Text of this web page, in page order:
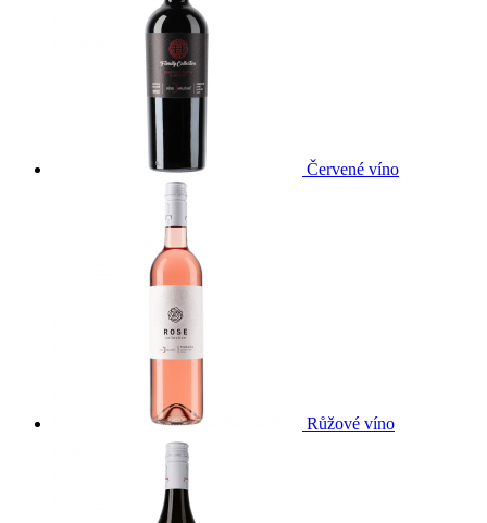
Červené víno
Růžové víno